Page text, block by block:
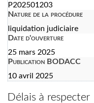
P202501203
Nature de la procédure
liquidation judiciaire
Date d'ouverture
25 mars 2025
Publication BODACC
10 avril 2025
Délais à respecter